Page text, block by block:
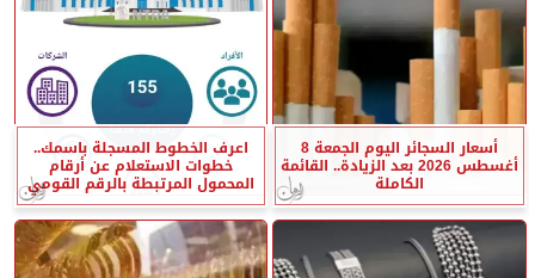
أسعار السجائر اليوم الجمعة 8
أغسطس 2026 بعد الزيادة.. القائمة
الكاملة
اعرف الخطوط المسجلة باسمك..
خطوات الاستعلام عن أرقام
المحمول المرتبطة بالرقم القومي